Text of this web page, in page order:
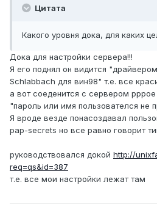
Цитата
Какого уровня дока, для каких
Дока для настройки сервера!!!
Я его поднял он видится
Schlabbach для вин98" т.е. все
а вот соеденится с сервером pppoe
"пароль или имя пользователся не
Я вроде везде понасоздавал
pap-secrets но все равно говорит
руководствовался докой http://
req=qs&id=387
т.е. все мои настройки лежат там